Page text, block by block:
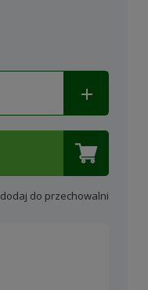
dodaj do przechowalni